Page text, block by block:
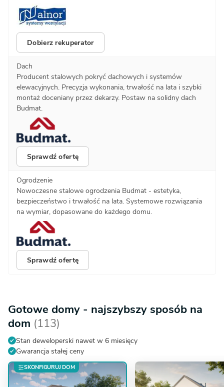
Dobierz rekuperator
Dach
Producent stalowych pokryć dachowych i systemów
elewacyjnych. Precyzja wykonania, trwałość na lata i szybki
montaż doceniany przez dekarzy. Postaw na solidny dach
Budmat.
Sprawdź ofertę
Ogrodzenie
Nowoczesne stalowe ogrodzenia Budmat - estetyka,
bezpieczeństwo i trwałość na lata. Systemowe rozwiązania
na wymiar, dopasowane do każdego domu.
Sprawdź ofertę
Gotowe domy - najszybszy sposób na
dom (113)
Stan deweloperski nawet w 6 miesięcy
Gwarancja stałej ceny
SKONFIGURUJ DOM